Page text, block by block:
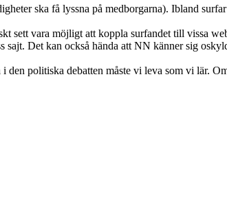
ska få lyssna på medborgarna). Ibland
sett vara möjligt att koppla surfandet till vissa
Det kan också hända att NN känner sig
den politiska debatten måste vi leva som vi lär.